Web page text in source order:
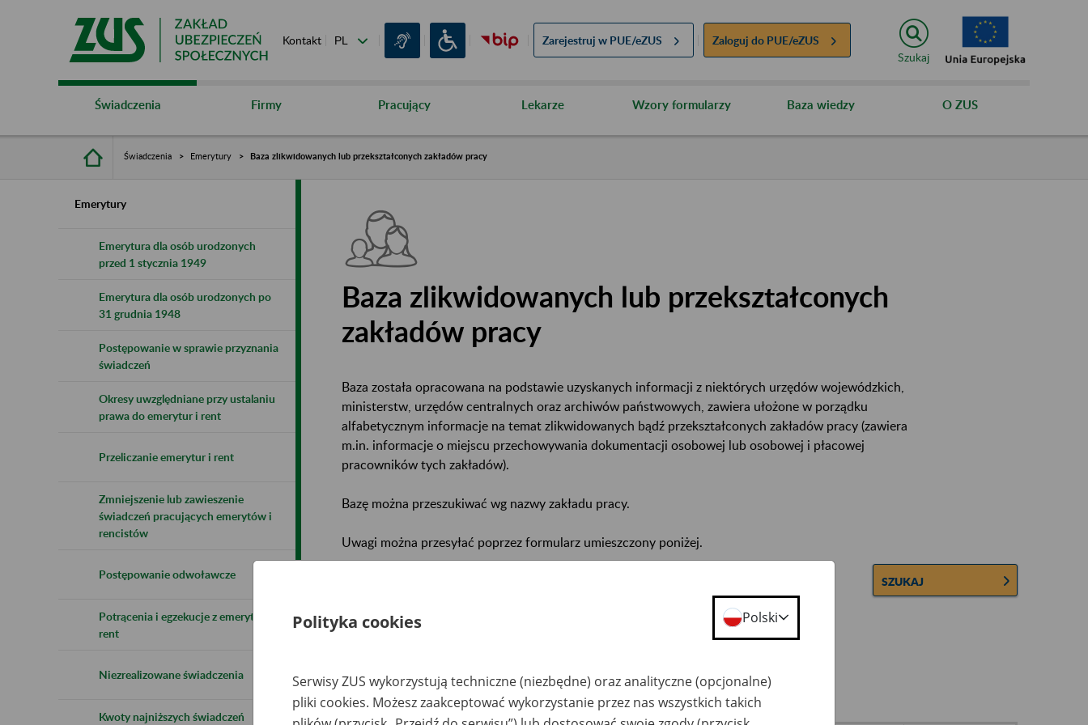
Kontakt Zarejestruj w PUE/eZUS Zaloguj do PUE/eZUS
Szukaj
Świadczenia Firmy Pracujący Lekarze Wzory formularzy Baza wiedzy O ZUS
Świadczenia Emerytury Baza zlikwidowanych lub przekształconych zakładów pracy
Emerytury
Emerytura dla osób urodzonych
przed 1 stycznia 1949
Emerytura dla osób urodzonych po
31 grudnia 1948
Postępowanie w sprawie przyznania
świadczeń
Okresy uwzględniane przy ustalaniu
prawa do emerytur i rent
Przeliczanie emerytur i rent
Zmniejszenie lub zawieszenie
świadczeń pracujących emerytów i
rencistów
Postępowanie odwoławcze
Potrącenia i egzekucje z emerytur i
rent
Niezrealizowane świadczenia
Kwoty najniższych świadczeń
Baza zlikwidowanych lub przekształconych
zakładów pracy
Baza została opracowana na podstawie uzyskanych informacji z niektórych urzędów wojewódzkich,
ministerstw, urzędów centralnych oraz archiwów państwowych, zawiera ułożone w porządku
alfabetycznym informacje na temat zlikwidowanych bądź przekształconych zakładów pracy (zawiera
m.in. informacje o miejscu przechowywania dokumentacji osobowej lub osobowej i płacowej
pracowników tych zakładów).
Bazę można przeszukiwać wg nazwy zakładu pracy.
Uwagi można przesyłać poprzez formularz umieszczony poniżej.
SZUKAJ
Wszystkie uwagi można przesyłać poprzez
Ukryj wszystkie pozycje bazy
Polityka cookies Polski
Serwisy ZUS wykorzystują techniczne (niezbędne) oraz analityczne (opcjonalne)
pliki cookies. Możesz zaakceptować wykorzystanie przez nas wszystkich takich